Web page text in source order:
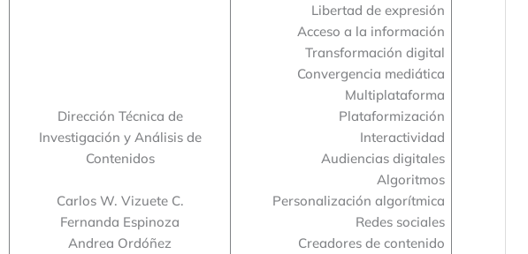
Dirección Técnica de
Investigación y Análisis de
Contenidos
Carlos W. Vizuete C.
Fernanda Espinoza
Andrea Ordóñez
Libertad de expresión
Acceso a la información
Transformación digital
Convergencia mediática
Multiplataforma
Plataformización
Interactividad
Audiencias digitales
Algoritmos
Personalización algorítmica
Redes sociales
Creadores de contenido